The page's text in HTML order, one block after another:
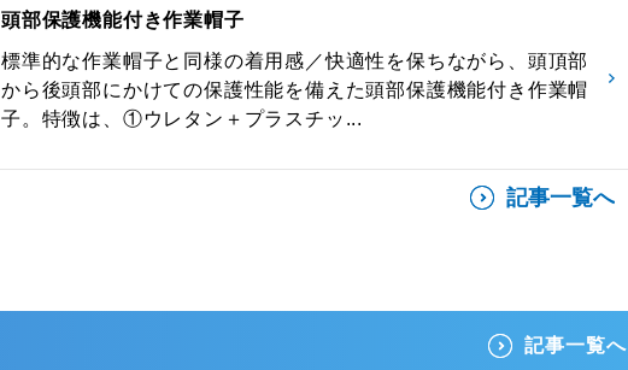
頭部保護機能付き作業帽子
標準的な作業帽子と同様の着用感／快適性を保ちながら、頭頂部
から後頭部にかけての保護性能を備えた頭部保護機能付き作業帽
子。特徴は、①ウレタン＋プラスチッ...
記事一覧へ
記事一覧へ